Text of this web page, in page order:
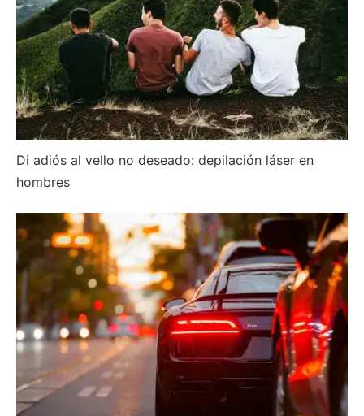
Di adiós al vello no deseado: depilación láser en
hombres